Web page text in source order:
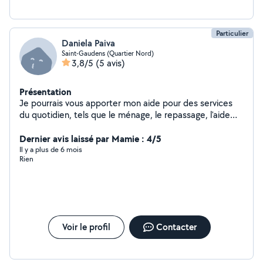
du jardin !
Particulier
Daniela Paiva
Saint-Gaudens (Quartier Nord)
3,8/5 (5 avis)
Présentation
Je pourrais vous apporter mon aide pour des services
du quotidien, tels que le ménage, le repassage, l'aide
Dernier avis laissé par Mamie : 4/5
Il y a plus de 6 mois
Rien
Voir le profil Contacter